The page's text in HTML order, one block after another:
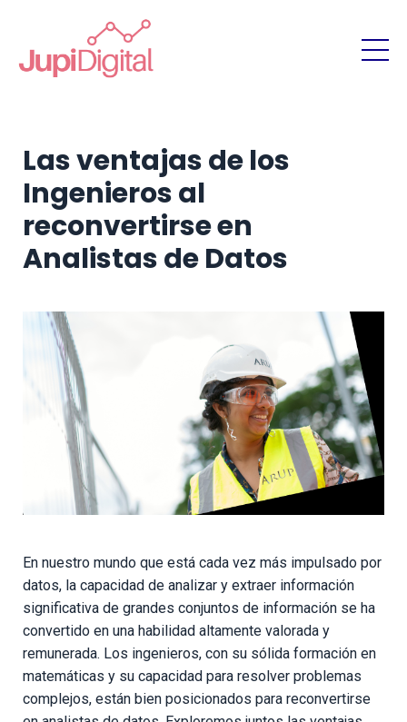
Las ventajas de los
Ingenieros al
reconvertirse en
Analistas de Datos
En nuestro mundo que está cada vez más impulsado por
datos, la capacidad de analizar y extraer información
significativa de grandes conjuntos de información se ha
convertido en una habilidad altamente valorada y
remunerada. Los ingenieros, con su sólida formación en
matemáticas y su capacidad para resolver problemas
complejos, están bien posicionados para reconvertirse